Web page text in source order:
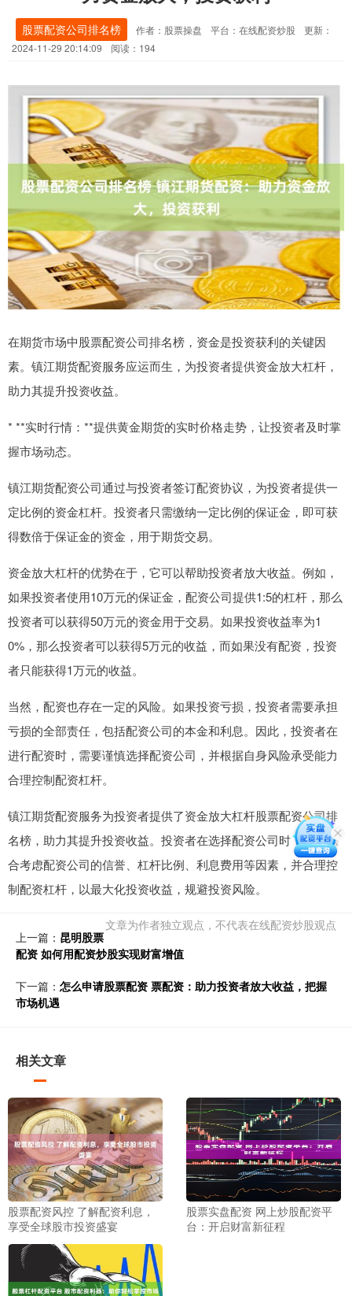
股票配资公司排名榜 作者：股票操盘 平台：在线配资炒股
更新：
2024-11-29 20:14:09
阅读：194
在期货市场中股票配资公司排名榜，资金是投资获利的关键因
素。镇江期货配资服务应运而生，为投资者提供资金放大杠杆，
助力其提升投资收益。
* **实时行情：**提供黄金期货的实时价格走势，让投资者及时掌
握市场动态。
镇江期货配资公司通过与投资者签订配资协议，为投资者提供一
定比例的资金杠杆。投资者只需缴纳一定比例的保证金，即可获
得数倍于保证金的资金，用于期货交易。
资金放大杠杆的优势在于，它可以帮助投资者放大收益。例如，
如果投资者使用10万元的保证金，配资公司提供1:5的杠杆，那么
投资者可以获得50万元的资金用于交易。如果投资收益率为1
0%，那么投资者可以获得5万元的收益，而如果没有配资，投资
者只能获得1万元的收益。
当然，配资也存在一定的风险。如果投资亏损，投资者需要承担
亏损的全部责任，包括配资公司的本金和利息。因此，投资者在
进行配资时，需要谨慎选择配资公司，并根据自身风险承受能力
合理控制配资杠杆。
镇江期货配资服务为投资者提供了资金放大杠杆股票配资公司排
名榜，助力其提升投资收益。投资者在选择配资公司时，需要综
合考虑配资公司的信誉、杠杆比例、利息费用等因素，并合理控
制配资杠杆，以最大化投资收益，规避投资风险。
文章为作者独立观点，不代表在线配资炒股观点
上一篇： 昆明股票
配资 如何用配资炒股实现财富增值
下一篇： 怎么申请股票配资 票配资：助力投资者放大收益，把握
市场机遇
相关文章
股票配资风控 了解配资利息，
享受全球股市投资盛宴
股票实盘配资 网上炒股配资平
台：开启财富新征程